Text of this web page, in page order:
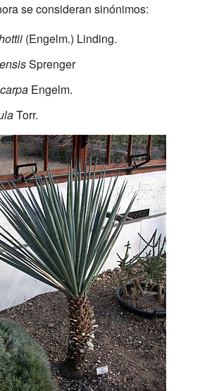
se consideran sinónimos:
(Engelm.) Linding.
Sprenger
Engelm.
Torr.